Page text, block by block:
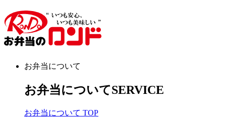
お弁当について
お弁当についてSERVICE
お弁当について TOP